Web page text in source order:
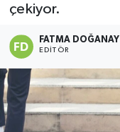
çekiyor.
FATMA DOĞANAY
EDITÖR
Siyaset
Spor
Teknoloji
Yaşam